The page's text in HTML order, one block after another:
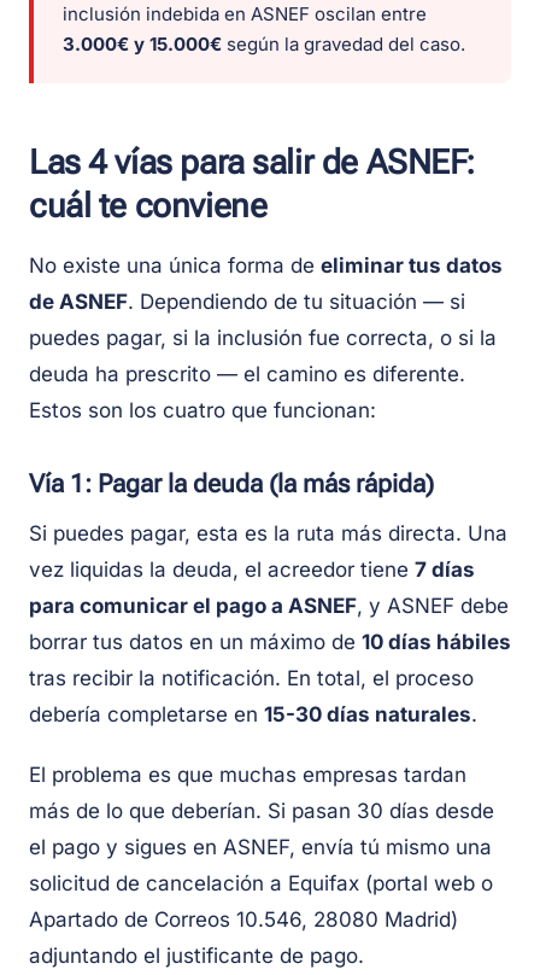
inclusión indebida en ASNEF oscilan entre
3.000€ y 15.000€ según la gravedad del caso.
Las 4 vías para salir de ASNEF:
cuál te conviene
No existe una única forma de eliminar tus datos
de ASNEF. Dependiendo de tu situación — si
puedes pagar, si la inclusión fue correcta, o si la
deuda ha prescrito — el camino es diferente.
Estos son los cuatro que funcionan:
Vía 1: Pagar la deuda (la más rápida)
Si puedes pagar, esta es la ruta más directa. Una
vez liquidas la deuda, el acreedor tiene 7 días
para comunicar el pago a ASNEF, y ASNEF debe
borrar tus datos en un máximo de 10 días hábiles
tras recibir la notificación. En total, el proceso
debería completarse en 15-30 días naturales.
El problema es que muchas empresas tardan
más de lo que deberían. Si pasan 30 días desde
el pago y sigues en ASNEF, envía tú mismo una
solicitud de cancelación a Equifax (portal web o
Apartado de Correos 10.546, 28080 Madrid)
adjuntando el justificante de pago.